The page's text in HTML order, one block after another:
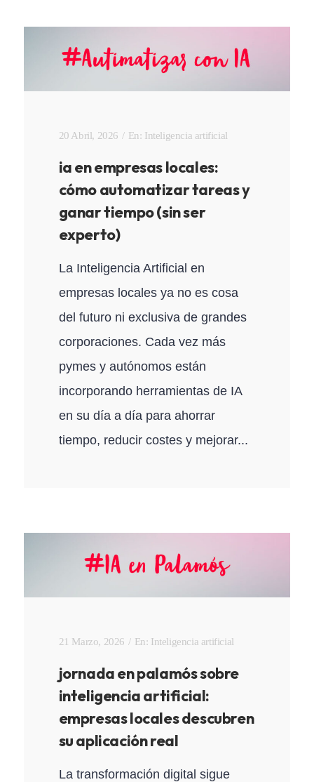
20 Abril, 2026 En: Inteligencia artificial
ia en empresas locales:
cómo automatizar tareas y
ganar tiempo (sin ser
experto)
La Inteligencia Artificial en
empresas locales ya no es cosa
del futuro ni exclusiva de grandes
corporaciones. Cada vez más
pymes y autónomos están
incorporando herramientas de IA
en su día a día para ahorrar
tiempo, reducir costes y mejorar...
21 Marzo, 2026 En: Inteligencia artificial
jornada en palamós sobre
inteligencia artificial:
empresas locales descubren
su aplicación real
La transformación digital sigue